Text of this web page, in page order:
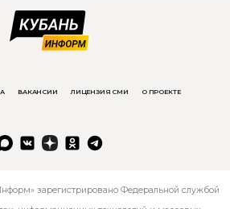
ВАКАНСИИ ЛИЦЕНЗИЯ СМИ О ПРОЕКТЕ
зарегистрировано Федеральной службой